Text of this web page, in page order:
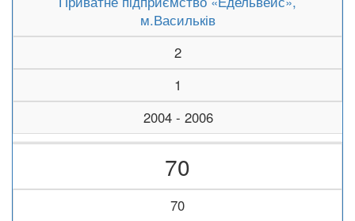
м.Васильків
2
1
2004 - 2006
70
70